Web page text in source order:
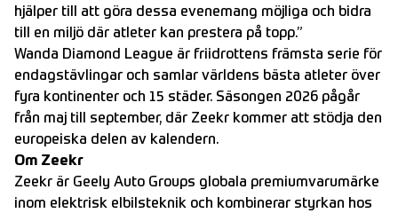
hjälper till att göra dessa evenemang möjliga och bidra
till en miljö där atleter kan prestera på topp.”
Wanda Diamond League är friidrottens främsta serie för
endagstävlingar och samlar världens bästa atleter över
fyra kontinenter och 15 städer. Säsongen 2026 pågår
från maj till september, där Zeekr kommer att stödja den
europeiska delen av kalendern.
Om Zeekr
Zeekr är Geely Auto Groups globala premiumvarumärke
inom elektrisk elbilsteknik och kombinerar styrkan hos